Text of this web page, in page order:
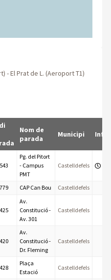
- El Prat de L. (Aeroport T1)
Nom de
parada
Municipi Info
Pg. del Pitort
- Campus
PMT
Castelldefels
CAP Can Bou Castelldefels
Av.
Constitució -
Av. 301
Castelldefels
Av.
Constitució -
Dr. Fleming
Castelldefels
Plaça
Estació
Castelldefels